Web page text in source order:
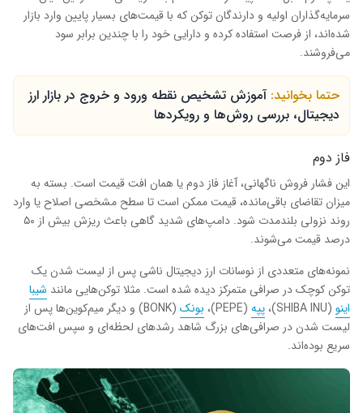
سرمایه‌گذاران اولیه و دارندگان توکن که با قیمت‌های بسیار پایین وارد بازار
شده‌اند، از فرصت استفاده کرده و دارایی خود را با چندین برابر سود
می‌فروشند.
حتما بخوانید: آموزش تشخیص نقطه ورود و خروج در بازار ارز
دیجیتال، بررسی روش‌ها و رویکردها
فاز دوم
این فشار فروش ناگهانی، آغاز فاز دوم یا همان افت قیمت است. بسته به
میزان تقاضای باقی‌مانده، قیمت ممکن است تا سطح مشخصی اصلاح یا وارد
روند نزولی بلندمدت شود. دامپ‌های شدید گاهی باعث ریزش بیش از ۵۰
درصد قیمت می‌شوند.
نمونه‌های متعددی از نوسانات ارز دیجیتال ناشی پس از لیست شدن یک
توکن کوچک در صرافی متمرکز دیده شده است. مثلا توکن‌هایی مانند شیبا
اینو (SHIBA INU)، پپه (PEPE)، بونک
(BONK) و دیگر میم‌کوین‌ها پس از
لیست شدن در صرافی‌های بزرگ شاهد رشدهای لحظه‌ای و سپس افت‌های
سریع بوده‌اند.